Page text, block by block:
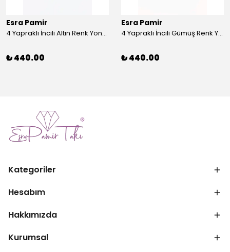
Esra Pamir
4 Yapraklı İncili Altın Renk Yonca Broş
₺ 440.00
Esra Pamir
4 Yapraklı İncili Gümüş Renk Yonca Broş
₺ 440.00
Kategoriler
Hesabım
Hakkımızda
Kurumsal